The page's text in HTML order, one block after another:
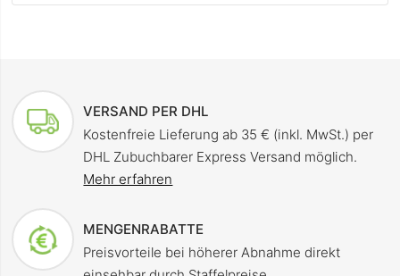
VERSAND PER DHL
Kostenfreie Lieferung ab 35 € (inkl. MwSt.) per
DHL Zubuchbarer Express Versand möglich.
Mehr erfahren
MENGENRABATTE
Preisvorteile bei höherer Abnahme direkt